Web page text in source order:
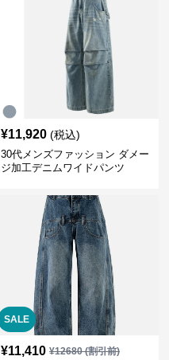
¥11,920 (税込)
30代メンズファッション ダメー
ジ加工デニムワイドパンツ
SALE
¥11,410 ¥12680(割引前)